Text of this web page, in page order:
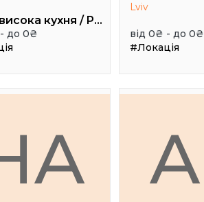
Дуже висока кухня / Pretty High Kitchen
до 0₴
Lviv
від 0₴ - до 0₴
#Локація